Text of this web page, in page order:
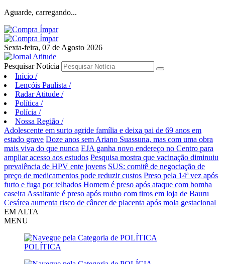
Aguarde, carregando...
Sexta-feira, 07 de Agosto 2026
Pesquisar Notícia
Início /
Lençóis Paulista /
Radar Atitude /
Política /
Polícia /
Nossa Região /
Adolescente em surto agride família e deixa pai de 69 anos em
estado grave Doze anos sem Ariano Suassuna, mas com uma obra
mais viva do que nunca EJA ganha novo endereço no Centro para
ampliar acesso aos estudos Pesquisa mostra que vacinação diminuiu
prevalência de HPV ente jovens SUS: comitê de negociação de
preço de medicamentos pode reduzir custos Preso pela 14ª vez após
furto e fuga por telhados Homem é preso após ataque com bomba
caseira Assaltante é preso após roubo com tiros em loja de Bauru
Cesárea aumenta risco de câncer de placenta após mola gestacional
EM ALTA
MENU
POLÍTICA